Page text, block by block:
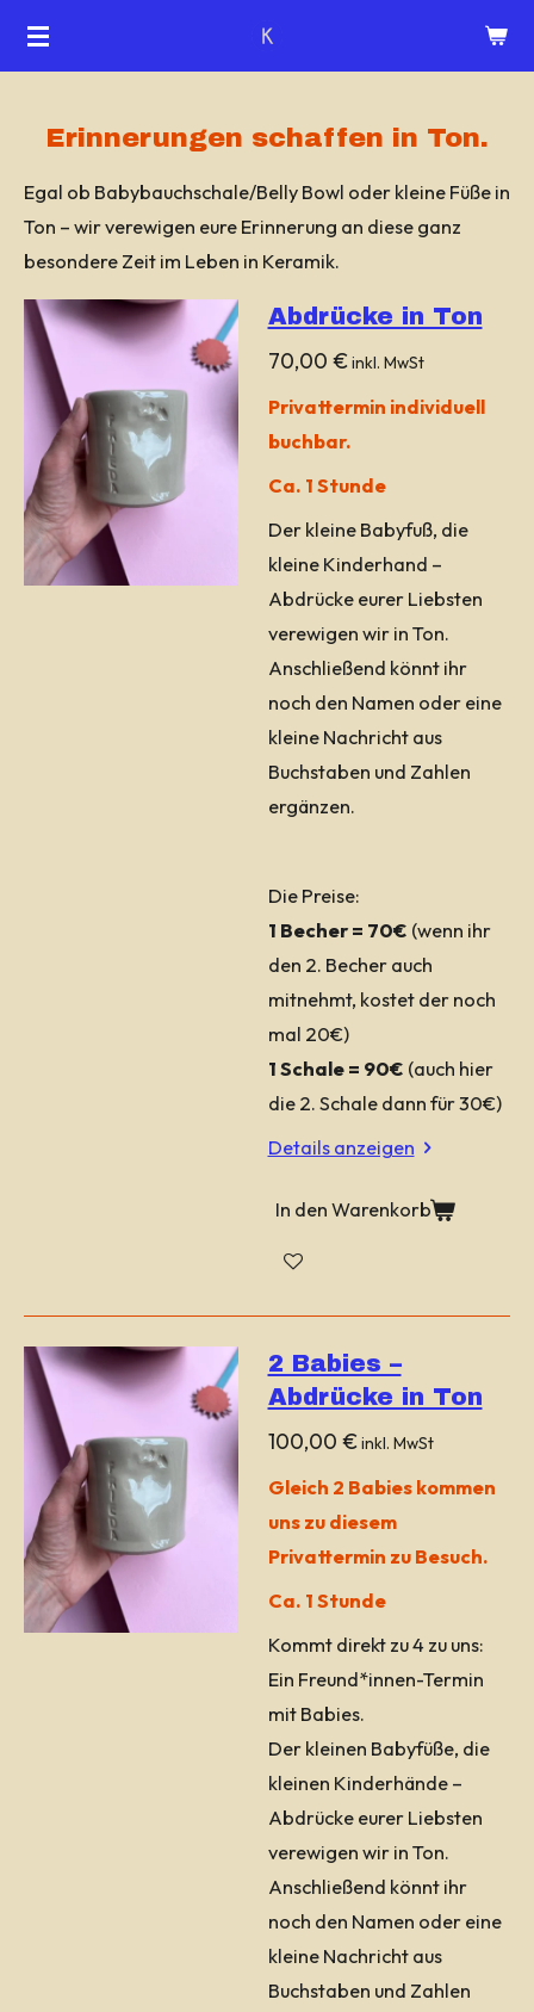
Zum
Erinnerungen schaffen in Ton.
Egal ob Babybauchschale/Belly Bowl oder kleine Füße in
Ton – wir verewigen eure Erinnerung an diese ganz
besondere Zeit im Leben in Keramik.
Abdrücke in Ton
70,00 €inkl. MwSt
Privattermin individuell
buchbar.
Ca. 1 Stunde
Der kleine Babyfuß, die
kleine Kinderhand –
Abdrücke eurer Liebsten
verewigen wir in Ton.
Anschließend könnt ihr
noch den Namen oder eine
kleine Nachricht aus
Buchstaben und Zahlen
ergänzen.
Die Preise:
1 Becher = 70€ (wenn ihr
den 2. Becher auch
mitnehmt, kostet der noch
mal 20€)
1 Schale = 90€ (auch hier
die 2. Schale dann für 30€)
Details anzeigen
In den Warenkorb
2 Babies –
Abdrücke in Ton
100,00 €inkl. MwSt
Gleich 2 Babies kommen
uns zu diesem
Privattermin zu Besuch.
Ca. 1 Stunde
Kommt direkt zu 4 zu uns:
Ein Freund*innen-Termin
mit Babies.
Der kleinen Babyfüße, die
kleinen Kinderhände –
Abdrücke eurer Liebsten
verewigen wir in Ton.
Anschließend könnt ihr
noch den Namen oder eine
kleine Nachricht aus
Buchstaben und Zahlen